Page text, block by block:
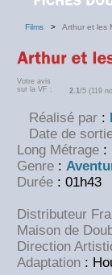
Films > Arthur et les
Votre avis
sur la VF :
2.1/5 (119
Réalisé par :
Date de
Long Métrage :
Genre :
Durée : 01h43
Distributeur
Maison de
Direction
Adaptation :